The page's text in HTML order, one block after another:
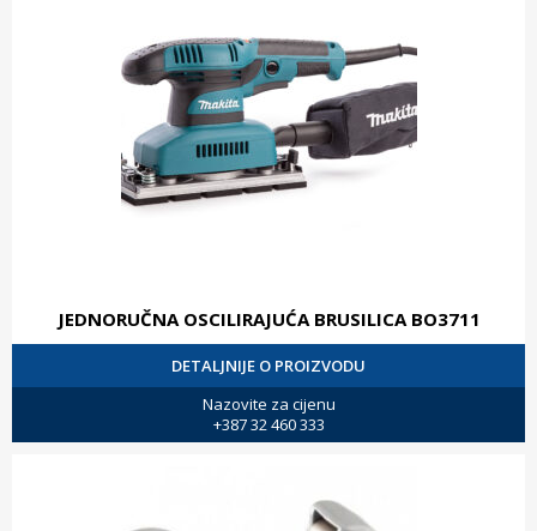
JEDNORUČNA OSCILIRAJUĆA BRUSILICA BO3711
DETALJNIJE O PROIZVODU
Nazovite za cijenu
+387 32 460 333